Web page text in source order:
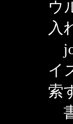
ウ
入
イ
索